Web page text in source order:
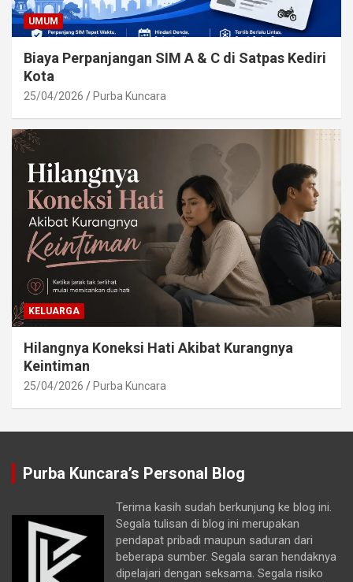
UMUM
Biaya Perpanjangan SIM A & C di Satpas Kediri
Kota
25/04/2026 Purba Kuncara
KELUARGA
Hilangnya Koneksi Hati Akibat Kurangnya
Keintiman
25/04/2026 Purba Kuncara
Purba Kuncara’s Personal Blog
Terima kasih sudah berkunjung ke blog ini.
Segala tulisan di blog ini merupakan
pendapat pribadi maupun saduran dari
beberapa sumber. Segala saran hendaknya
dipelajari dengan seksama. Segala risiko